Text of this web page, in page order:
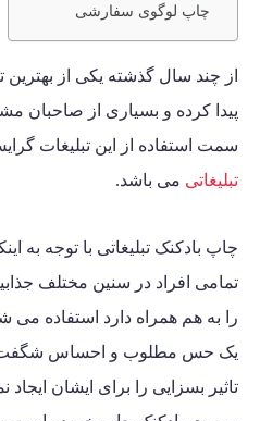
چاپ لوگوی سفارشی
از چند سال گذشته یکی از بهترین
پیدا کرده و بسیاری از صاحبان
سمت استفاده از این تبلیغات
تبلیغاتی می باشد.
چاپ بادکنک تبلیغاتی با توجه به
تمامی افراد در سنین مختلف
را به هم همراه دارد استفاده می
یک حس مطلوب و احساس شگفت
تاثیر بسزایی را برای ایشان ایجاد